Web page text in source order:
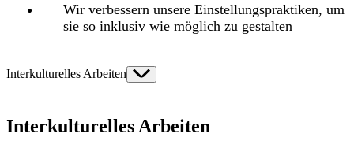
Wir verbessern unsere Einstellungspraktiken, um
sie so inklusiv wie möglich zu gestalten
Interkulturelles Arbeiten
Interkulturelles Arbeiten